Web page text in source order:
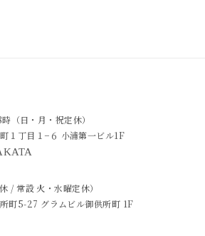
日・月・祝定休）
１丁目１−６ 小浦第一ビル1F
/ 常設 火・水曜定休）
町5-27 グラムビル御供所町 1F